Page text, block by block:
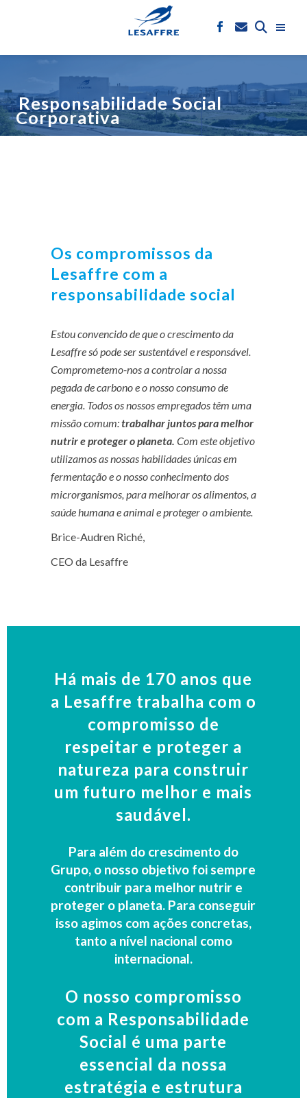
Responsabilidade Social
Corporativa
Os compromissos da
Lesaffre com a
responsabilidade social
Estou convencido de que o crescimento da
Lesaffre só pode ser sustentável e responsável.
Comprometemo-nos a controlar a nossa
pegada de carbono e o nosso consumo de
energia. Todos os nossos empregados têm uma
missão comum:trabalhar juntos para melhor
nutrir e proteger o planeta. Com este objetivo
utilizamos as nossas habilidades únicas em
fermentação e o nosso conhecimento dos
microrganismos, para melhorar os alimentos, a
saúde humana e animal e proteger o ambiente.
Brice-Audren Riché,
CEO da Lesaffre
Há mais de 170 anos que
a Lesaffre trabalha com o
compromisso de
respeitar e proteger a
natureza para construir
um futuro melhor e mais
saudável.
Para além do crescimento do
Grupo, o nosso objetivo foi sempre
contribuir para melhor nutrir e
proteger o planeta. Para conseguir
isso agimos com ações concretas,
tanto a nível nacional como
internacional.
O nosso compromisso
com a Responsabilidade
Social é uma parte
essencial da nossa
estratégia e estrutura